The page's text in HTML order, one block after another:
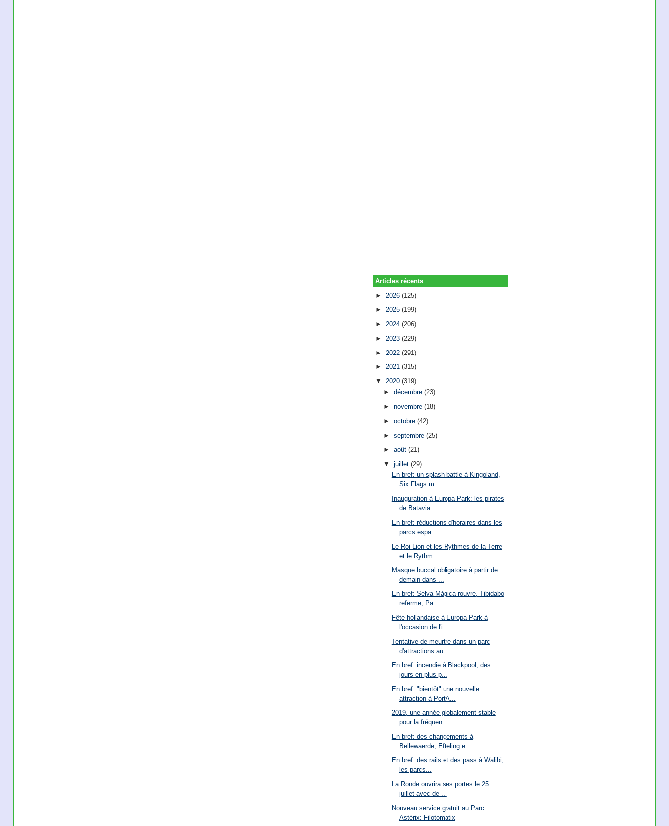
Articles récents
► 2026(125)
►2025(199)
►2024(206)
► 2023(229)
► 2022(291)
►2021(315)
▼2020(319)
► décembre (23)
► novembre (18)
► octobre (42)
► septembre (25)
► août (21)
▼ juillet (29)
En bref: un splash battle à Kingoland,
Six Flags m...
Inauguration à Europa-Park: les pirates
de Batavia...
En bref: réductions d'horaires dans les
parcs espa...
Le Roi Lion et les Rythmes de la Terre
et le Rythm...
Masque buccal obligatoire à partir de
demain dans ...
En bref: Selva Mágica rouvre, Tibidabo
referme, Pa...
Fête hollandaise à Europa-Park à
l'occasion de l'i...
Tentative de meurtre dans un parc
d'attractions au...
En bref: incendie à Blackpool, des
jours en plus p...
En bref: "bientôt" une nouvelle
attraction à PortA...
2019, une année globalement stable
pour la fréquen...
En bref: des changements à
Bellewaerde, Efteling e...
En bref: des rails et des pass à Walibi,
les parcs...
La Ronde ouvrira ses portes le 25
juillet avec de ...
Nouveau service gratuit au Parc
Astérix: Filotomatix